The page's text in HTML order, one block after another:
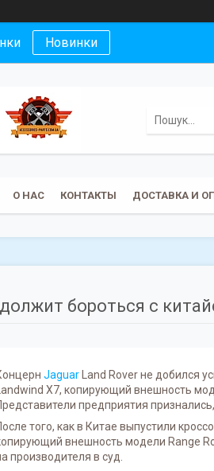
Новинки
О НАС КОНТАКТЫ ДОСТАВКА И
бороться с
Jaguar Land Rover не добился
Landwind X7, копирующий внешность
предприятия
того, как в Китае выпустили
внешность модели Range
производителя в суд.